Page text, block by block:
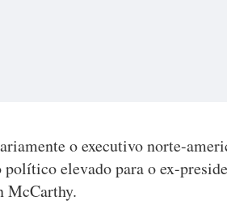
o executivo norte-
elevado para o ex-
McCarthy.